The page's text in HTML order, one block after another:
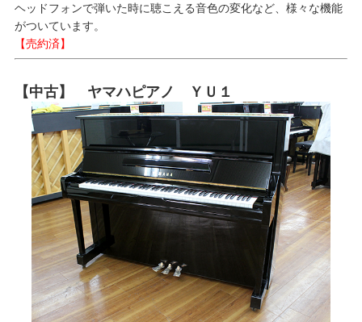
ヘッドフォンで弾いた時に聴こえる音色の変化など、様々な機能
がついています。
【売約済】
【中古】 ヤマハピアノ ＹＵ１